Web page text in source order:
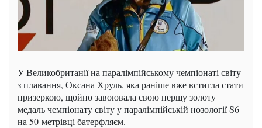
У Великобританії на паралімпійському чемпіонаті світу
з плавання, Оксана Хруль, яка раніше вже встигла стати
призеркою, щойно завоювала свою першу золоту
медаль чемпіонату світу у паралімпійській нозології S6
на 50-метрівці батерфляєм.